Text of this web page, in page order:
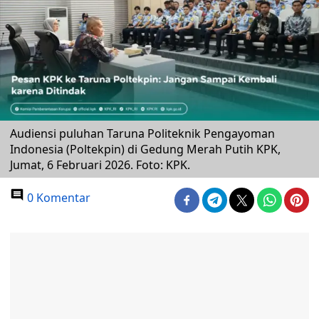
Audiensi puluhan Taruna Politeknik Pengayoman
Indonesia (Poltekpin) di Gedung Merah Putih KPK,
Jumat, 6 Februari 2026. Foto: KPK.
0 Komentar